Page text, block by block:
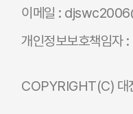
이메일 :
개인정보보호책임자 :
COPYRIGHT(C) 대